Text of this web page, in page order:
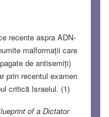
recente aspra ADN-
malformații care
de antisemiți)
prin recentul examen
critică Israelul. (1)
of a Dictator